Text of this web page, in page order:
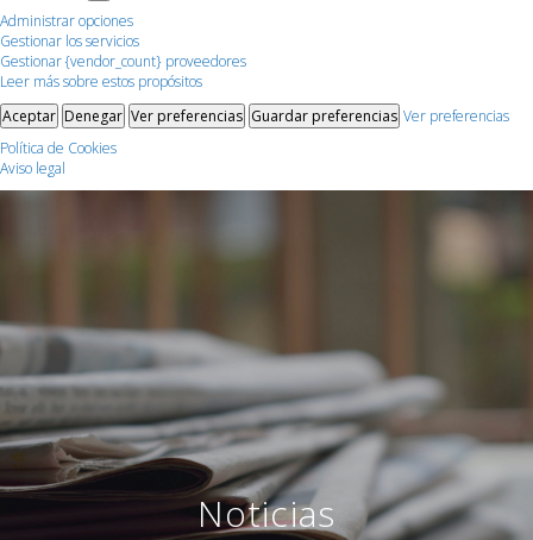
Administrar opciones
Gestionar los servicios
Gestionar {vendor_count} proveedores
Leer más sobre estos propósitos
Aceptar Denegar Ver preferencias Guardar preferencias Ver preferencias
Política de Cookies
Aviso legal
Noticias